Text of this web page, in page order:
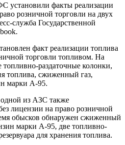
установили факты реализации
розничной торговли на двух
служба Государственной
факт реализации топлива
торговли топливом. На
раздаточные колонки,
топлива, сжиженный газ,
марки А-95.
из АЗС также
лицензии на право розничной
обысков обнаружен сжиженный
марки А-95, две топливно-
для хранения топлива.